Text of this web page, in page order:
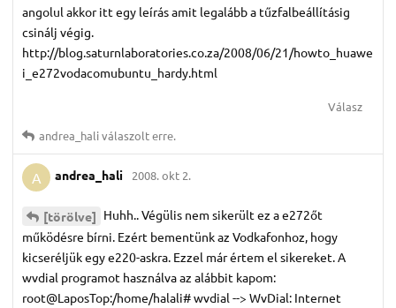
angolul akkor itt egy leírás amit legalább a tűzfalbeállításig
csinálj végig.
http://blog.saturnlaboratories.co.za/2008/06/21/howto_huawe
i_e272vodacomubuntu_hardy.html
Válasz
andrea_haliválaszolt erre.
A andrea_hali 2008. okt 2.
[törölve] Huhh.. Végülis nem sikerült ez a e272őt
működésre bírni. Ezért bementünk az Vodkafonhoz, hogy
kicseréljük egy e220-askra. Ezzel már értem el sikereket. A
wvdial programot használva az alábbit kapom:
root@LaposTop:/home/halali# wvdial --> WvDial: Internet